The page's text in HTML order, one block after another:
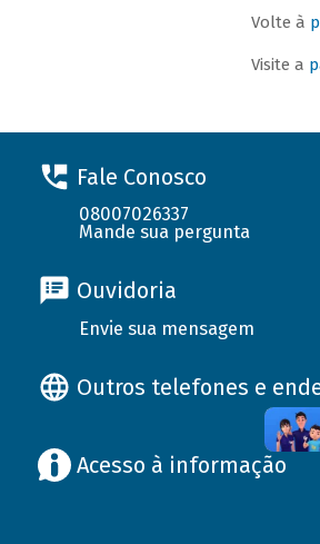
Volte à
Visite a
Fale Conosco
08007026337
Mande sua pergunta
Ouvidoria
Envie sua mensagem
Outros telefones e
Acesso à informação